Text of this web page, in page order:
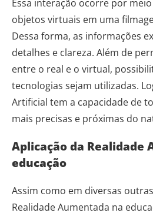
Essa interação ocorre por
objetos virtuais em uma
Dessa forma, as informações
detalhes e clareza. Além de
entre o real e o virtual,
tecnologias sejam utilizadas.
Artificial tem a capacidade de
mais precisas e próximas do
Aplicação da Realidade
educação
Assim como em diversas
Realidade Aumentada na